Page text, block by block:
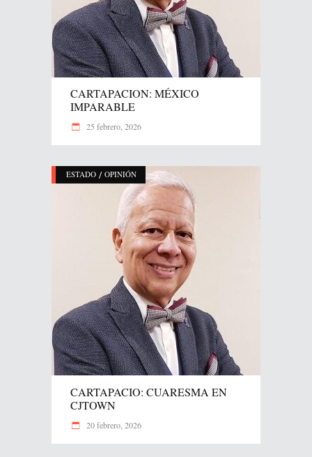
CARTAPACION: MÉXICO
IMPARABLE
25 febrero, 2026
ESTADO / OPINIÓN
CARTAPACIO: CUARESMA EN
CJTOWN
20 febrero, 2026